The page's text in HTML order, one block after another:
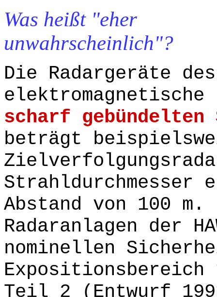
Was heißt "eher
unwahrscheinlich"?
Die Radargeräte des
scharf
beträgt
Strahldurchmesser
Abstand von 100
Radaranlagen der
nominellen
Expositionsbereich
Teil 2 (Entwurf